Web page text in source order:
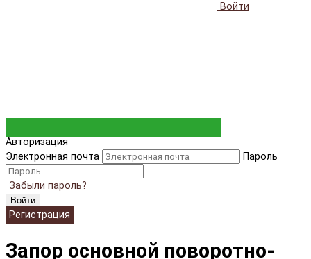
Войти
Авторизация
Электронная почта
Пароль
Забыли пароль?
Войти
Регистрация
Запор основной поворотно-